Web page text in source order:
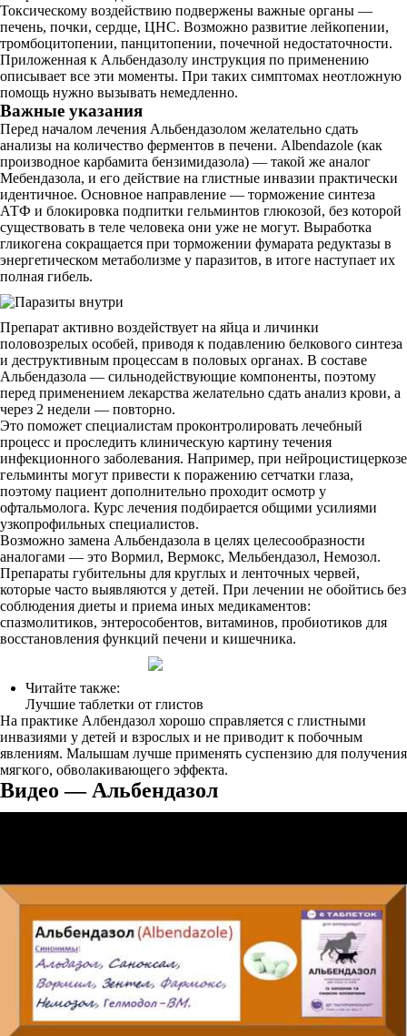
Токсическому воздействию подвержены важные органы —
печень, почки, сердце, ЦНС. Возможно развитие лейкопении,
тромбоцитопении, панцитопении, почечной недостаточности.
Приложенная к Альбендазолу инструкция по применению
описывает все эти моменты. При таких симптомах неотложную
помощь нужно вызывать немедленно.
Важные указания
Перед началом лечения Альбендазолом желательно сдать
анализы на количество ферментов в печени. Albendazole (как
производное карбамита бензимидазола) — такой же аналог
Мебендазола, и его действие на глистные инвазии практически
идентичное. Основное направление — торможение синтеза
АТФ и блокировка подпитки гельминтов глюкозой, без которой
существовать в теле человека они уже не могут. Выработка
гликогена сокращается при торможении фумарата редуктазы в
энергетическом метаболизме у паразитов, в итоге наступает их
полная гибель.
Препарат активно воздействует на яйца и личинки
половозрелых особей, приводя к подавлению белкового синтеза
и деструктивным процессам в половых органах. В составе
Альбендазола — сильнодействующие компоненты, поэтому
перед применением лекарства желательно сдать анализ крови, а
через 2 недели — повторно.
Это поможет специалистам проконтролировать лечебный
процесс и проследить клиническую картину течения
инфекционного заболевания. Например, при нейроцистицеркозе
гельминты могут привести к поражению сетчатки глаза,
поэтому пациент дополнительно проходит осмотр у
офтальмолога. Курс лечения подбирается общими усилиями
узкопрофильных специалистов.
Возможно замена Альбендазола в целях целесообразности
аналогами — это Вормил, Вермокс, Мельбендазол, Немозол.
Препараты губительны для круглых и ленточных червей,
которые часто выявляются у детей. При лечении не обойтись без
соблюдения диеты и приема иных медикаментов:
спазмолитиков, энтерособентов, витаминов, пробиотиков для
восстановления функций печени и кишечника.
Читайте также:
Лучшие таблетки от глистов
На практике Албендазол хорошо справляется с глистными
инвазиями у детей и взрослых и не приводит к побочным
явлениям. Малышам лучше применять суспензию для получения
мягкого, обволакивающего эффекта.
Видео — Альбендазол